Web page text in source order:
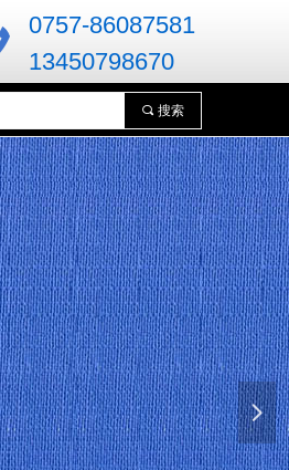
넲
끠 搜索
0757-86087581
13450798670